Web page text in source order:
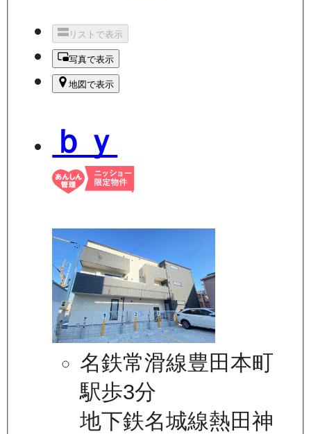
リストで表示
写真で表示
地図で表示
ｂｙ
名鉄常滑線豊田本町
駅歩3分
地下鉄名城線熱田神